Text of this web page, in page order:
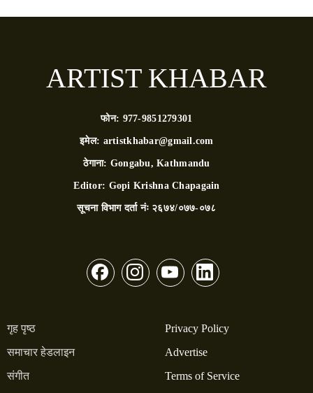
ARTIST KHABAR
फोन: 977-9851279301
इमेल: artistkhabar@gmail.com
ठेगाना: Gongabu, Kathmandu
Editor: Gopi Krishna Chapagain
सूचना विभाग दर्ता नंः २६७४/०७७-०७८
गृह पृष्ठ
समाचार हेडलाइन
संगीत
Privacy Policy
Advertise
Terms of Service